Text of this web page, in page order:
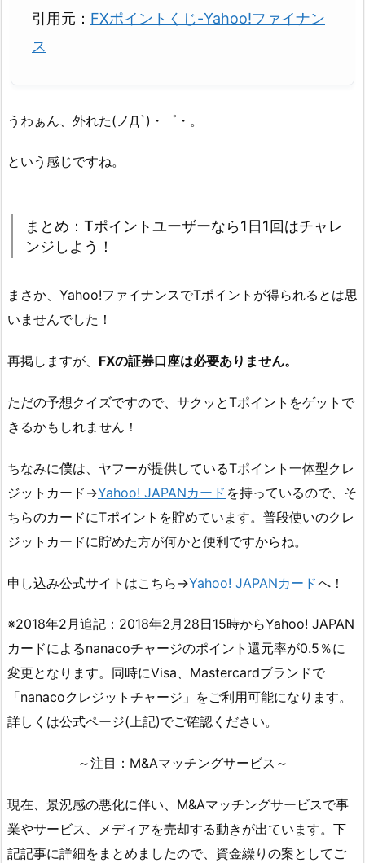
引用元： FXポイントくじ-Yahoo!ファイナン
ス
うわぁん、外れた(ノД`)・゜・。
という感じですね。
まとめ：Tポイントユーザーなら1日1回はチャレ
ンジしよう！
まさか、Yahoo!ファイナンスでTポイントが得られるとは思
いませんでした！
再掲しますが、 FXの証券口座は必要ありません。
ただの予想クイズですので、サクッとTポイントをゲットで
きるかもしれません！
ちなみに僕は、ヤフーが提供しているTポイント一体型クレ
ジットカード→Yahoo! JAPANカード を持っているので、そ
ちらのカードにTポイントを貯めています。普段使いのクレ
ジットカードに貯めた方が何かと便利ですからね。
申し込み公式サイトはこちら→Yahoo! JAPANカードへ！
※2018年2月追記：2018年2月28日15時からYahoo! JAPAN
カードによるnanacoチャージのポイント還元率が0.5％に
変更となります。同時にVisa、Mastercardブランドで
「nanacoクレジットチャージ」をご利用可能になります。
詳しくは公式ページ(上記)でご確認ください。
～注目：M&Aマッチングサービス～
現在、景況感の悪化に伴い、M&Aマッチングサービスで事
業やサービス、メディアを売却する動きが出ています。下
記記事に詳細をまとめましたので、資金繰りの案としてご